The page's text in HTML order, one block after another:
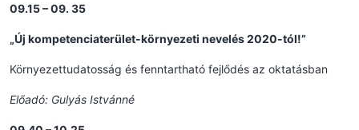
09.15 – 09. 35
„Új kompetenciaterület-környezeti nevelés 2020-tól!”
Környezettudatosság és fenntartható fejlődés az oktatásban
Előadó: Gulyás Istvánné